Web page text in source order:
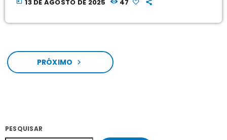
devastou a região em maio de 2025. Enquanto alguns
13 DE AGOSTO DE 2025 47
PRÓXIMO navigate_next
PESQUISAR